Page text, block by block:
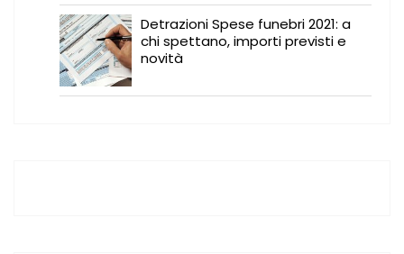
Detrazioni Spese funebri 2021: a
chi spettano, importi previsti e
novità